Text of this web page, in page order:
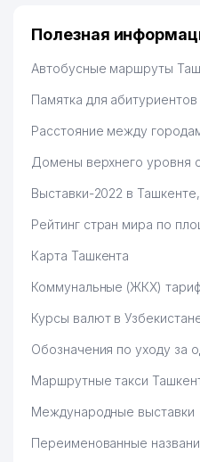
Hamida 03.08.2026 12:45:39
Полезная
Автобусные маршруты
Памятка для абитуриентов
Расстояние между
Домены верхнего уровня
Выставки-2022 в
Рейтинг стран мира по
Карта Ташкента
Коммунальные (ЖКХ)
Курсы валют в
Обозначения по уходу за
Маршрутные такси
Международные выставки
Переименованные